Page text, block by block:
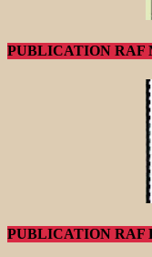
PUBLICATION RAF
PUBLICATION RAF